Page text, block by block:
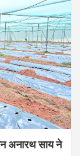
अनारथ साय ने